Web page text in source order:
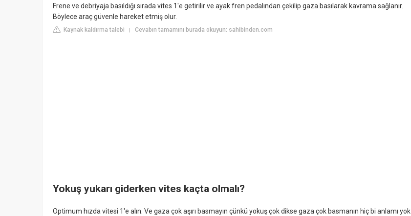
Frene ve debriyaja basıldığı sırada vites 1'e getirilir ve ayak fren pedalından çekilip gaza basılarak kavrama sağlanır.
Böylece araç güvenle hareket etmiş olur.
Kaynak kaldırma talebi Cevabın tamamını burada okuyun: sahibinden.com
Yokuş yukarı giderken vites kaçta olmalı?
Optimum hızda vitesi 1'e alın. Ve gaza çok aşırı basmayın çünkü yokuş çok dikse gaza çok basmanın hiç bi anlamı yok